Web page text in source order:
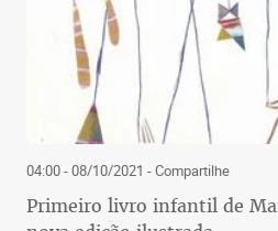
04:00 - 08/10/2021 - Compartilhe
Primeiro livro infantil de